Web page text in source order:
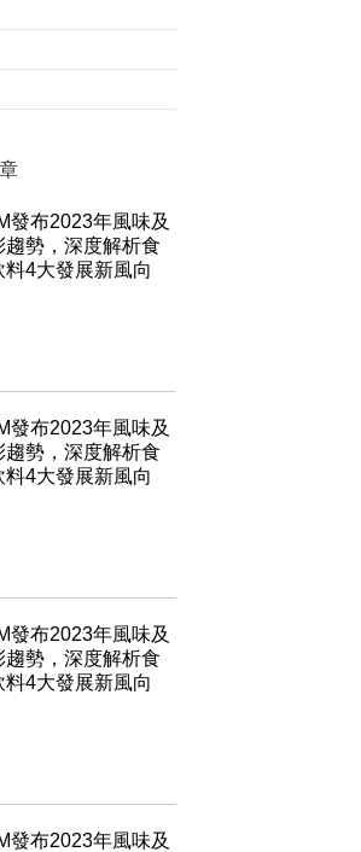
發布2023年風味及
趨勢，深度解析食
料4大發展新風向
發布2023年風味及
趨勢，深度解析食
料4大發展新風向
發布2023年風味及
趨勢，深度解析食
料4大發展新風向
發布2023年風味及